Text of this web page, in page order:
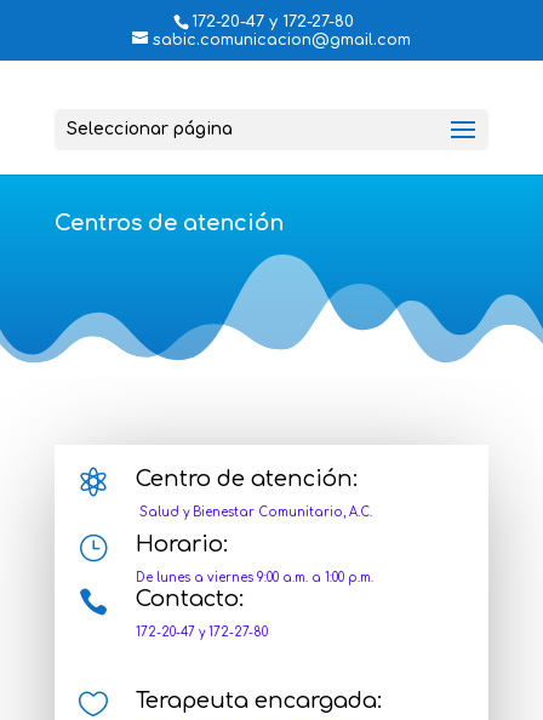
172-20-47 y 172-27-80
sabic.comunicacion@gmail.com
Seleccionar página
Centros de atención
 Centro de atención:
Salud y Bienestar Comunitario, A.C.
} Horario:
De lunes a viernes 9:00 a.m. a 1:00 p.m.
 Contacto:
172-20-47 y 172-27-80
 Terapeuta encargada: